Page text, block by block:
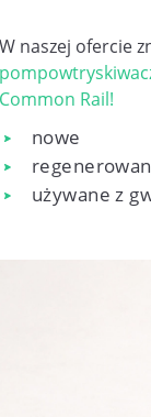
W naszej ofercie
Common Rail!
nowe
używane z